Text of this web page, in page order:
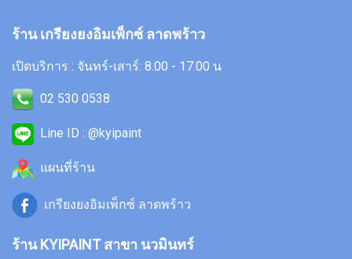
ร้าน เกรียงยงอิมเพ็กซ์ ลาดพร้าว
เปิดบริการ : จันทร์-เสาร์: 8.00 - 17.00 น
02 530 0538
Line ID : @kyipaint
แผนที่ร้าน
เกรียงยงอิมเพ็กซ์ ลาดพร้าว
ร้าน KYIPAINT สาขา นวมินทร์